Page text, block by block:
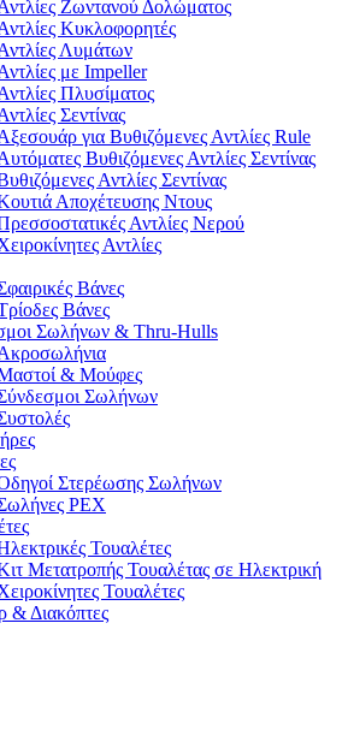
Ζωντανού Δολώματος
Κυκλοφορητές
Λυμάτων
με Impeller
Πλυσίματος
Σεντίνας
για Βυθιζόμενες Αντλίες Rule
Βυθιζόμενες Αντλίες Σεντίνας
Αντλίες Σεντίνας
Αποχέτευσης Ντους
Αντλίες Νερού
Αντλίες
Βάνες
Βάνες
Σωλήνων & Thru-Hulls
& Μούφες
Σωλήνων
Στερέωσης Σωλήνων
PEX
Τουαλέτες
Μετατροπής Τουαλέτας σε Ηλεκτρική
Τουαλέτες
& Διακόπτες